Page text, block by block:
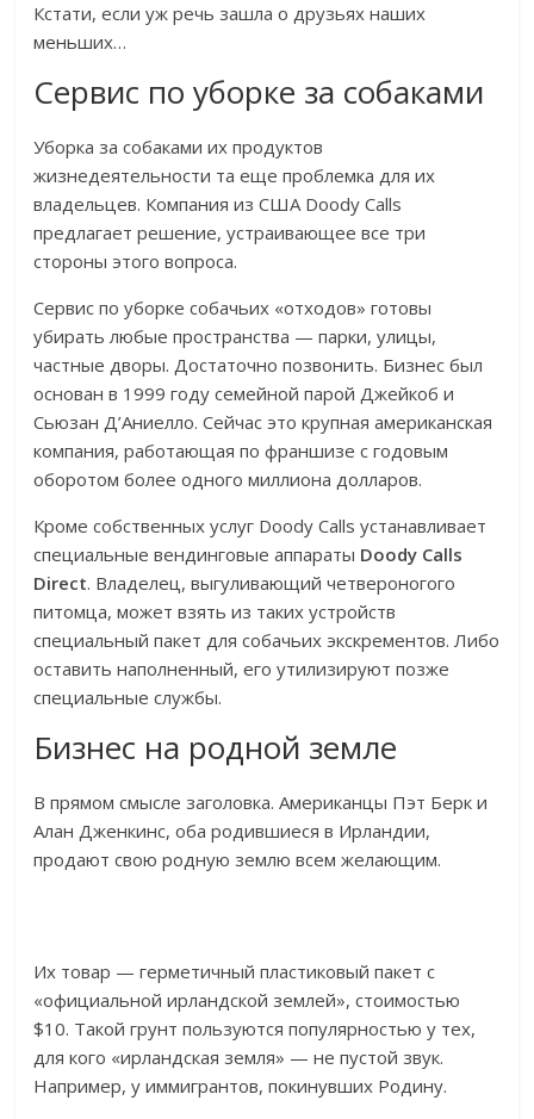
Кстати, если уж речь зашла о друзьях наших
меньших…
Сервис по уборке за собаками
Уборка за собаками их продуктов
жизнедеятельности та еще проблемка для их
владельцев. Компания из США Doody Calls
предлагает решение, устраивающее все три
стороны этого вопроса.
Сервис по уборке собачьих «отходов» готовы
убирать любые пространства — парки, улицы,
частные дворы. Достаточно позвонить. Бизнес был
основан в 1999 году семейной парой Джейкоб и
Сьюзан Д’Аниелло. Сейчас это крупная американская
компания, работающая по франшизе с годовым
оборотом более одного миллиона долларов.
Кроме собственных услуг Doody Calls устанавливает
специальные вендинговые аппараты Doody Calls
Direct. Владелец, выгуливающий четвероногого
питомца, может взять из таких устройств
специальный пакет для собачьих экскрементов. Либо
оставить наполненный, его утилизируют позже
специальные службы.
Бизнес на родной земле
В прямом смысле заголовка. Американцы Пэт Берк и
Алан Дженкинс, оба родившиеся в Ирландии,
продают свою родную землю всем желающим.
Их товар — герметичный пластиковый пакет с
«официальной ирландской землей», стоимостью
$10. Такой грунт пользуются популярностью у тех,
для кого «ирландская земля» — не пустой звук.
Например, у иммигрантов, покинувших Родину.